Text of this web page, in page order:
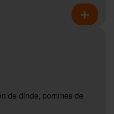
de dinde, pommes de